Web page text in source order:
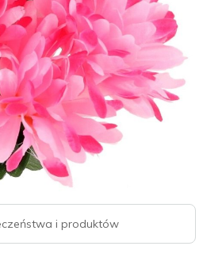
i produktów